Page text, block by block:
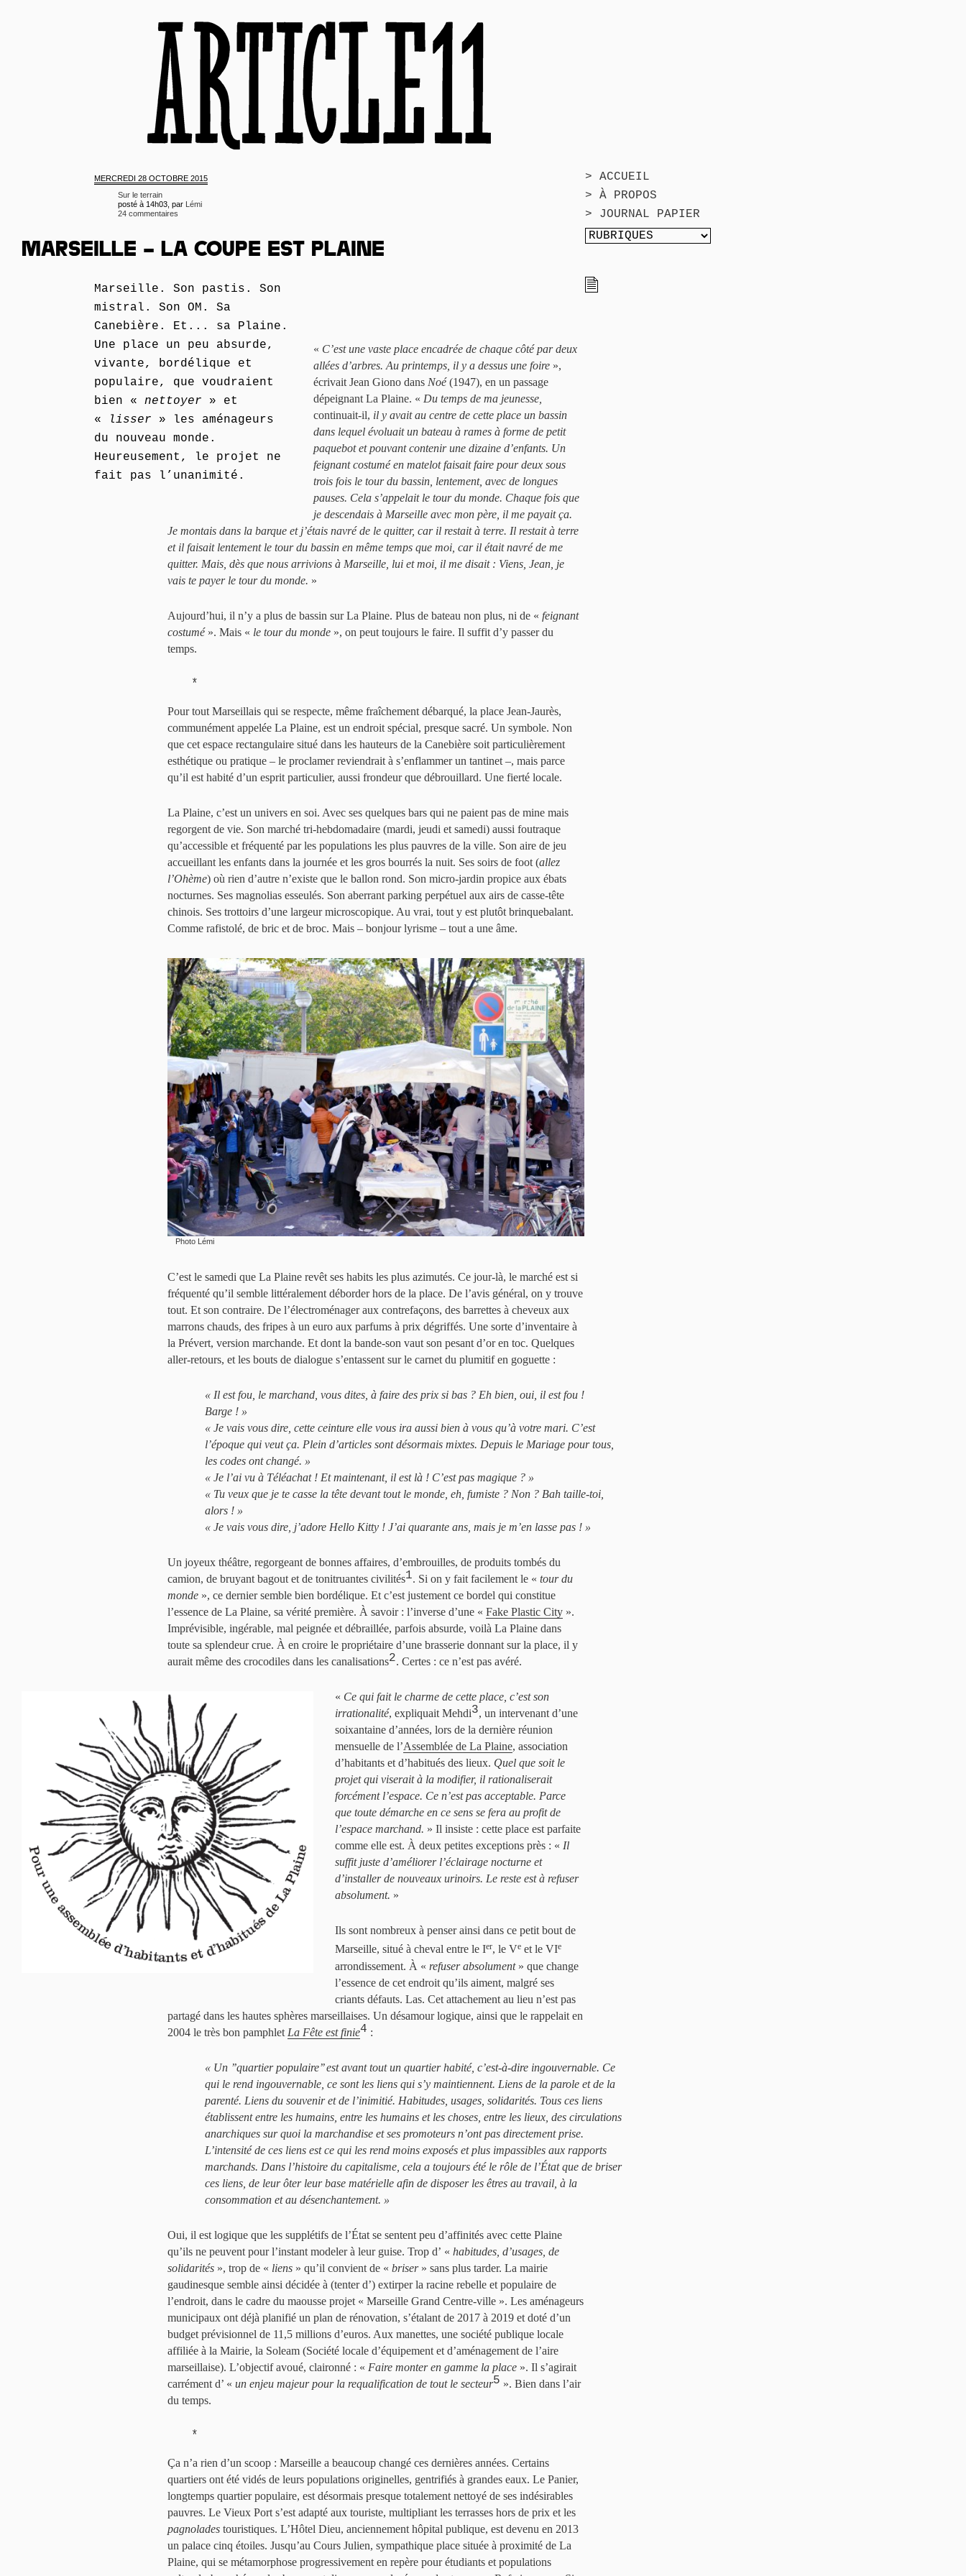
> ACCUEIL
> À PROPOS
> JOURNAL PAPIER
MERCREDI 28 OCTOBRE 2015
Sur le terrain
posté à 14h03, par Lémi
24 commentaires
MARSEILLE – LA COUPE EST PLAINE
Marseille. Son pastis. Son
mistral. Son OM. Sa
Canebière. Et... sa Plaine.
Une place un peu absurde,
vivante, bordélique et
populaire, que voudraient
bien « nettoyer » et
«
lisser » les aménageurs
du nouveau monde.
Heureusement, le projet ne
fait pas l’unanimité.
« C’est une vaste place encadrée de chaque côté par deux
allées d’arbres. Au printemps, il y a dessus une foire »,
écrivait Jean Giono dans Noé(1947), en un passage
dépeignant La Plaine. « Du temps de ma jeunesse,
continuait-il, il y avait au centre de cette place un bassin
dans lequel évoluait un bateau à rames à forme de petit
paquebot et pouvant contenir une dizaine d’enfants. Un
feignant costumé en matelot faisait faire pour deux sous
trois fois le tour du bassin, lentement, avec de longues
pauses. Cela s’appelait le tour du monde. Chaque fois que
je descendais à Marseille avec mon père, il me payait ça.
Je montais dans la barque et j’étais navré de le quitter, car il restait à terre. Il restait à terre
et il faisait lentement le tour du bassin en même temps que moi, car il était navré de me
quitter. Mais, dès que nous arrivions à Marseille, lui et moi, il me disait : Viens, Jean, je
vais te payer le tour du monde. »
Aujourd’hui, il n’y a plus de bassin sur La Plaine. Plus de bateau non plus, ni de « feignant
costumé». Mais « le tour du monde », on peut toujours le faire. Il suffit d’y passer du
temps.
*
Pour tout Marseillais qui se respecte, même fraîchement débarqué, la place Jean-Jaurès,
communément appelée La Plaine, est un endroit spécial, presque sacré. Un symbole. Non
que cet espace rectangulaire situé dans les hauteurs de la Canebière soit particulièrement
esthétique ou pratique – le proclamer reviendrait à s’enflammer un tantinet –, mais parce
qu’il est habité d’un esprit particulier, aussi frondeur que débrouillard. Une fierté locale.
La Plaine, c’est un univers en soi. Avec ses quelques bars qui ne paient pas de mine mais
regorgent de vie. Son marché tri-hebdomadaire (mardi, jeudi et samedi) aussi foutraque
qu’accessible et fréquenté par les populations les plus pauvres de la ville. Son aire de jeu
accueillant les enfants dans la journée et les gros bourrés la nuit. Ses soirs de foot (allez
l’Ohème) où rien d’autre n’existe que le ballon rond. Son micro-jardin propice aux ébats
nocturnes. Ses magnolias esseulés. Son aberrant parking perpétuel aux airs de casse-tête
chinois. Ses trottoirs d’une largeur microscopique. Au vrai, tout y est plutôt brinquebalant.
Comme rafistolé, de bric et de broc. Mais – bonjour lyrisme – tout a une âme.
Photo Lémi
C’est le samedi que La Plaine revêt ses habits les plus azimutés. Ce jour-là, le marché est si
fréquenté qu’il semble littéralement déborder hors de la place. De l’avis général, on y trouve
tout. Et son contraire. De l’électroménager aux contrefaçons, des barrettes à cheveux aux
marrons chauds, des fripes à un euro aux parfums à prix dégriffés. Une sorte d’inventaire à
la Prévert, version marchande. Et dont la bande-son vaut son pesant d’or en toc. Quelques
aller-retours, et les bouts de dialogue s’entassent sur le carnet du plumitif en goguette :
« Il est fou, le marchand, vous dites, à faire des prix si bas ? Eh bien, oui, il est fou !
Barge ! »
« Je vais vous dire, cette ceinture elle vous ira aussi bien à vous qu’à votre mari. C’est
l’époque qui veut ça. Plein d’articles sont désormais mixtes. Depuis le Mariage pour tous,
les codes ont changé. »
« Je l’ai vu à Téléachat ! Et maintenant, il est là ! C’est pas magique ? »
« Tu veux que je te casse la tête devant tout le monde, eh, fumiste ? Non ? Bah taille-toi,
alors ! »
« Je vais vous dire, j’adore Hello Kitty ! J’ai quarante ans, mais je m’en lasse pas ! »
Un joyeux théâtre, regorgeant de bonnes affaires, d’embrouilles, de produits tombés du
camion, de bruyant bagout et de tonitruantes civilités1. Si on y fait facilement le « tour du
monde », ce dernier semble bien bordélique. Et c’est justement ce bordel qui constitue
l’essence de La Plaine, sa vérité première. À savoir : l’inverse d’une « Fake Plastic City ».
Imprévisible, ingérable, mal peignée et débraillée, parfois absurde, voilà La Plaine dans
toute sa splendeur crue. À en croire le propriétaire d’une brasserie donnant sur la place, il y
aurait même des crocodiles dans les canalisations2. Certes : ce n’est pas avéré.
« Ce qui fait le charme de cette place, c’est son
irrationalité, expliquait Mehdi3, un intervenant d’une
soixantaine d’années, lors de la dernière réunion
mensuelle de l’Assemblée de La Plaine, association
d’habitants et d’habitués des lieux. Quel que soit le
projet qui viserait à la modifier, il rationaliserait
forcément l’espace. Ce n’est pas acceptable. Parce
que toute démarche en ce sens se fera au profit de
l’espace marchand. » Il insiste : cette place est parfaite
comme elle est. À deux petites exceptions près : « Il
suffit juste d’améliorer l’éclairage nocturne et
d’installer de nouveaux urinoirs. Le reste est à refuser
absolument. »
Ils sont nombreux à penser ainsi dans ce petit bout de
Marseille, situé à cheval entre le Ier, le Ve et le VIe
arrondissement. À « refuser absolument» que change
l’essence de cet endroit qu’ils aiment, malgré ses
criants défauts. Las. Cet attachement au lieu n’est pas
partagé dans les hautes sphères marseillaises. Un désamour logique, ainsi que le rappelait en
2004 le très bon pamphlet La Fête est finie4 :
« Un ’’quartier populaire’’ est avant tout un quartier habité, c’est-à-dire ingouvernable. Ce
qui le rend ingouvernable, ce sont les liens qui s’y maintiennent. Liens de la parole et de la
parenté. Liens du souvenir et de l’inimitié. Habitudes, usages, solidarités. Tous ces liens
établissent entre les humains, entre les humains et les choses, entre les lieux, des circulations
anarchiques sur quoi la marchandise et ses promoteurs n’ont pas directement prise.
L’intensité de ces liens est ce qui les rend moins exposés et plus impassibles aux rapports
marchands. Dans l’histoire du capitalisme, cela a toujours été le rôle de l’État que de briser
ces liens, de leur ôter leur base matérielle afin de disposer les êtres au travail, à la
consommation et au désenchantement. »
Oui, il est logique que les supplétifs de l’État se sentent peu d’affinités avec cette Plaine
qu’ils ne peuvent pour l’instant modeler à leur guise. Trop d’ « habitudes, d’usages, de
solidarités », trop de « liens » qu’il convient de « briser» sans plus tarder. La mairie
gaudinesque semble ainsi décidée à (tenter d’) extirper la racine rebelle et populaire de
l’endroit, dans le cadre du maousse projet « Marseille Grand Centre-ville ». Les aménageurs
municipaux ont déjà planifié un plan de rénovation, s’étalant de 2017 à 2019 et doté d’un
budget prévisionnel de 11,5 millions d’euros. Aux manettes, une société publique locale
affiliée à la Mairie, la Soleam (Société locale d’équipement et d’aménagement de l’aire
marseillaise). L’objectif avoué, claironné : « Faire monter en gamme la place ». Il s’agirait
carrément d’ « un enjeu majeur pour la requalification de tout le secteur5 ». Bien dans l’air
du temps.
*
Ça n’a rien d’un scoop : Marseille a beaucoup changé ces dernières années. Certains
quartiers ont été vidés de leurs populations originelles, gentrifiés à grandes eaux. Le Panier,
longtemps quartier populaire, est désormais presque totalement nettoyé de ses indésirables
pauvres. Le Vieux Port s’est adapté aux touriste, multipliant les terrasses hors de prix et les
pagnolades touristiques. L’Hôtel Dieu, anciennement hôpital publique, est devenu en 2013
un palace cinq étoiles. Jusqu’au Cours Julien, sympathique place située à proximité de La
Plaine, qui se métamorphose progressivement en repère pour étudiants et populations